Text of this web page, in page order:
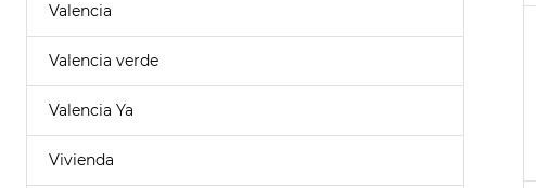
Valencia
Valencia verde
Valencia Ya
Vivienda